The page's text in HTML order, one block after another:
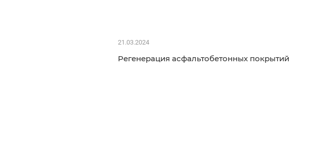
21.03.2024
Регенерация асфальтобетонных покрытий